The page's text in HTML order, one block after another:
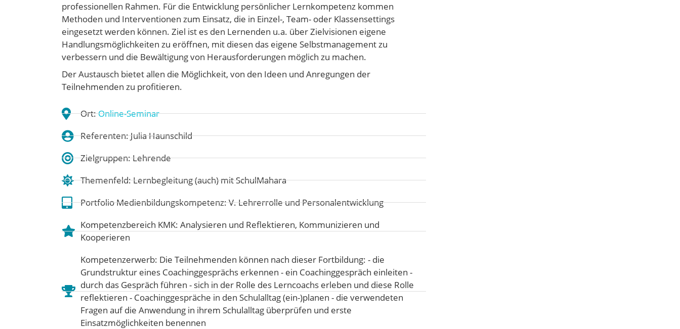
professionellen Rahmen. Für die Entwicklung persönlicher Lernkompetenz kommen
Methoden und Interventionen zum Einsatz, die in Einzel-, Team- oder Klassensettings
eingesetzt werden können. Ziel ist es den Lernenden u.a. über Zielvisionen eigene
Handlungsmöglichkeiten zu eröffnen, mit diesen das eigene Selbstmanagement zu
verbessern und die Bewältigung von Herausforderungen möglich zu machen.
Der Austausch bietet allen die Möglichkeit, von den Ideen und Anregungen der
Teilnehmenden zu profitieren.
Ort:Online-Seminar
Referenten: Julia Haunschild
Zielgruppen: Lehrende
Themenfeld:Lernbegleitung (auch) mit SchulMahara
Portfolio Medienbildungskompetenz:V. Lehrerrolle und Personalentwicklung
Kompetenzbereich KMK: Analysieren und Reflektieren, Kommunizieren und
Kooperieren
Kompetenzerwerb: Die Teilnehmenden können nach dieser Fortbildung: - die
Grundstruktur eines Coachinggesprächs erkennen - ein Coachinggespräch einleiten -
durch das Gespräch führen - sich in der Rolle des Lerncoachs erleben und diese Rolle
reflektieren - Coachinggespräche in den Schulalltag (ein-)planen - die verwendeten
Fragen auf die Anwendung in ihrem Schulalltag überprüfen und erste
Einsatzmöglichkeiten benennen